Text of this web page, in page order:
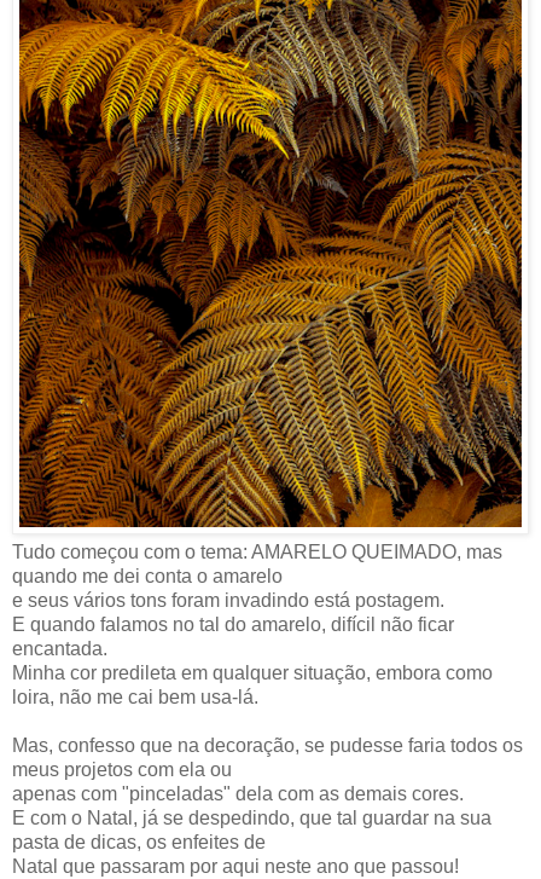
Tudo começou com o tema: AMARELO QUEIMADO, mas
quando me dei conta o amarelo
e seus vários tons foram invadindo está postagem.
E quando falamos no tal do amarelo, difícil não ficar
encantada.
Minha cor predileta em qualquer situação, embora como
loira, não me cai bem usa-lá.
Mas, confesso que na decoração, se pudesse faria todos os
meus projetos com ela ou
apenas com "pinceladas" dela com as demais cores.
E com o Natal, já se despedindo, que tal guardar na sua
pasta de dicas, os enfeites de
Natal que passaram por aqui neste ano que passou!